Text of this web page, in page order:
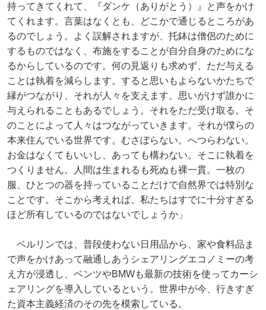
持ってきてくれて、『ダンケ（ありがとう）』と声をかけ
てくれます。言葉はなくとも、どこかで通じるところがあ
るのでしょう。よく誤解されますが、托鉢は僧侶のために
するものではなく、布施をすることが自分自身のためにな
るからしているのです。何の見返りも求めず、ただ与える
ことは執着を減らします。すると思いもよらないかたちで
縁がつながり、それが人々を支えます。思いがけず誰かに
与えられることもあるでしょう。それをただ受け取る。そ
のことによって人々はつながっていきます。それが僕らの
本来住んでいる世界です。むさぼらない。へつらわない。
お金はなくてもいいし、あっても構わない。そこに執着を
つくりません。人間は生まれるも死ぬも裸一貫。一枚の
服、ひとつの器を持っていることだけで自然界では特別な
ことです。そこから考えれば、私たちはすでに十分すぎる
ほど所有しているのではないでしょうか」
ベルリンでは、普段使わない日用品から、家や食料品ま
で声をかけあって融通しあうシェアリングエコノミーの考
え方が浸透し、ベンツやBMWも最新の技術を使ってカーシ
ェアリングを導入しているという。世界中が今、行きすぎ
た資本主義経済のその先を模索している。